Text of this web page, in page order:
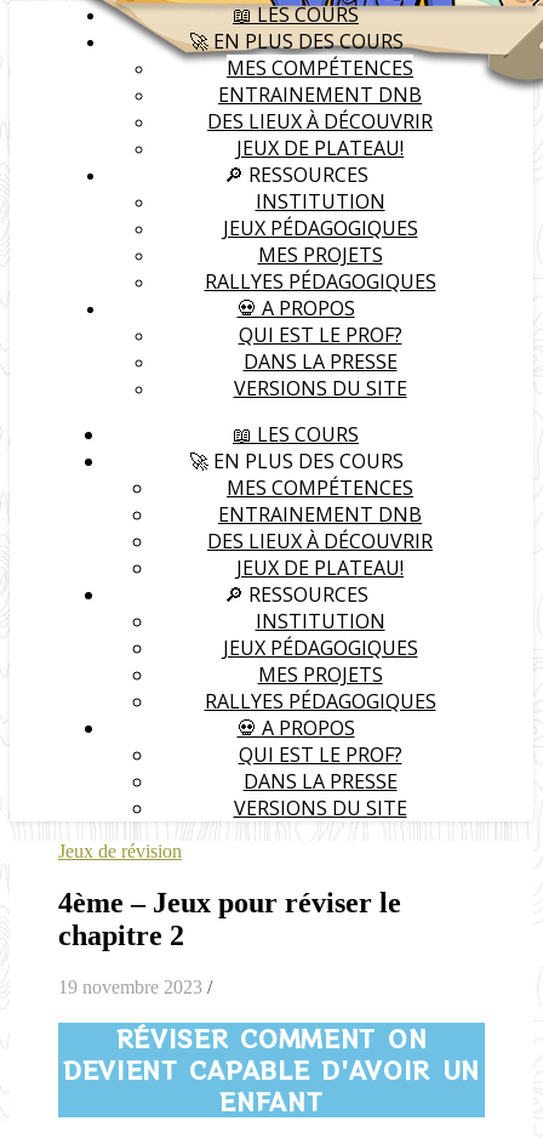
📖 LES COURS
🚀 EN PLUS DES COURS
MES COMPÉTENCES
ENTRAINEMENT DNB
DES LIEUX À DÉCOUVRIR
JEUX DE PLATEAU!
🔎 RESSOURCES
INSTITUTION
JEUX PÉDAGOGIQUES
MES PROJETS
RALLYES PÉDAGOGIQUES
💀 A PROPOS
QUI EST LE PROF?
DANS LA PRESSE
VERSIONS DU SITE
📖 LES COURS
🚀 EN PLUS DES COURS
MES COMPÉTENCES
ENTRAINEMENT DNB
DES LIEUX À DÉCOUVRIR
JEUX DE PLATEAU!
🔎 RESSOURCES
INSTITUTION
JEUX PÉDAGOGIQUES
MES PROJETS
RALLYES PÉDAGOGIQUES
💀 A PROPOS
QUI EST LE PROF?
DANS LA PRESSE
VERSIONS DU SITE
Jeux de révision
4ème – Jeux pour réviser le
chapitre 2
19 novembre 2023 /
RÉVISER COMMENT ON
DEVIENT CAPABLE D'AVOIR UN
ENFANT